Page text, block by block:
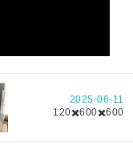
2025-06-11
120✖️600✖️600